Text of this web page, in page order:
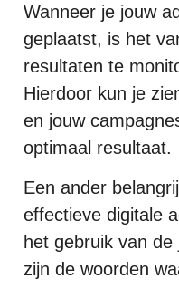
Wanneer je jouw
geplaatst, is het
resultaten te
Hierdoor kun je
en jouw
optimaal resultaat.
Een ander
effectieve digitale
het gebruik van
zijn de woorden